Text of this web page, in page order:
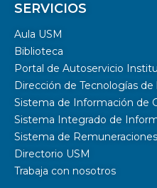
SERVICIOS
Aula USM
Biblioteca
Portal de Autoservicio
Dirección de Tecnologías
Sistema de Información de
Sistema Integrado de
Sistema de
Directorio USM
Trabaja con nosotros